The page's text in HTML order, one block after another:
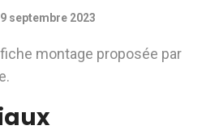
septembre 2023
montage proposée par